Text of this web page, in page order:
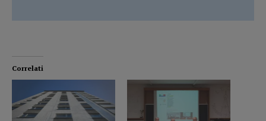
Correlati